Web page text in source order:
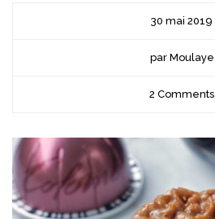
30 mai 2019
par Moulaye
2 Comments